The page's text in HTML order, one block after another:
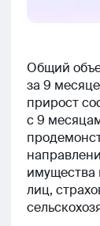
Общий
за 9
прирост
с 9
имущества
лиц‚